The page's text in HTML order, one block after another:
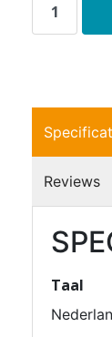
Reviews
Taal